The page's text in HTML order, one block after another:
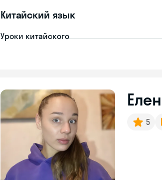
Китайский язык
Уроки китайского
5